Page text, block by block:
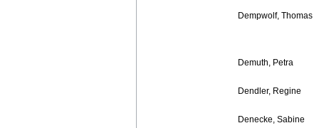
Dempwolf, Thomas
Demuth, Petra
Dendler, Regine
Denecke, Sabine